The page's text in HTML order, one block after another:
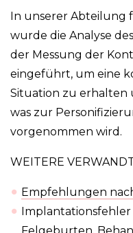
In unserer Abteilung
wurde die Analyse
der Messung der
eingeführt, um eine
Situation zu erhalten
was zur
vorgenommen wird.
WEITERE
Empfehlungen
Felgeburten.